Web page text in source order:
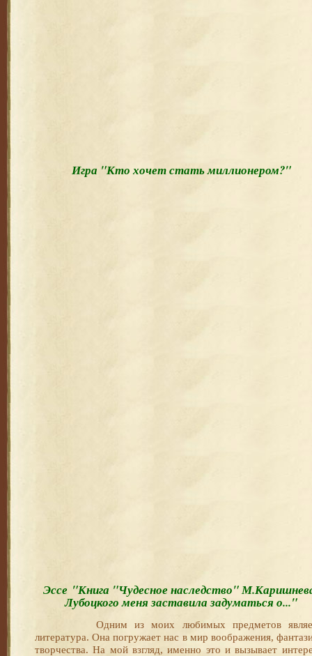
Игра "Кто хочет стать миллионером?"
Эссе "Книга "Чудесное наследство"
Лубоцкого меня заставила задуматься о..."
Одним из моих любимых предметов
литература. Она погружает нас в мир воображения,
творчества. На мой взгляд, именно это и вызывает